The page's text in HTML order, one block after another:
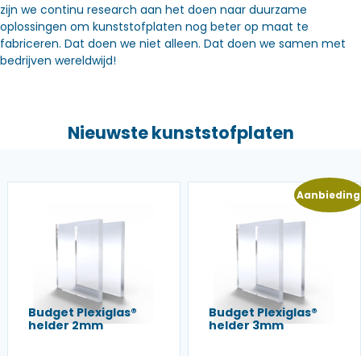
zijn we continu research aan het doen naar duurzame
oplossingen om kunststofplaten nog beter op maat te
fabriceren. Dat doen we niet alleen. Dat doen we samen met
bedrijven wereldwijd!
Nieuwste kunststofplaten
Budget Plexiglas®
helder 2mm
Budget Plexiglas®
helder 3mm